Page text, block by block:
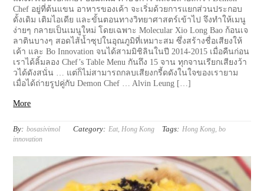
Chef อยู่ที่ต้นแขน อาหารของเค้า จะเริ่มด้วยการแยกส่วนประกอบ
ดั้งเดิม เติมไอเดีย และขั้นตอนทางวิทยาศาสตร์เข้าไป จึงทำให้เมนู
ง่ายๆ กลายเป็นเมนูใหม่ โดยเฉพาะ Molecular Xio Long Bao ก้อนเจ
ลาตินบางๆ สอดไส้น้ำซุปในอุณภูมิที่เหมาะสม ซึ่งสร้างชื่อเสียงให้
เค้า และ Bo Innovation จนได้สามมิชิลินในปี 2014-2015 เมื่อคืนก่อน
เราได้ลิ้มลอง Chef’s Table Menu กันถึง 15 จาน ทุกจานเรียกเสียงว้า
วได้ดังสนั่น … แต่ก็ไม่สามารถกลบเสียงกรี้ดดังในใจของเรายาม
เมื่อได้ถ่ายรูปคู่กับ Demon Chef … Alvin Leung […]
More
By: bosasivimol Category: Eat,Hong Kong Tags: Hong Kong, bo
innovation